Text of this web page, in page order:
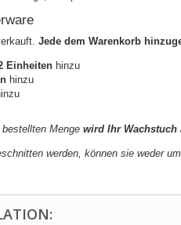
Jede dem Warenkorb
Einheiten hinzu
hinzu
Menge wird Ihr Wachstuch
werden, können sie weder